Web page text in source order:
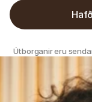
Útborganir eru
Samstarfsaðilar
Fyrir
Kynntu þér